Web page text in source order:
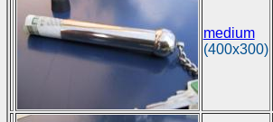
medium
(400x300)